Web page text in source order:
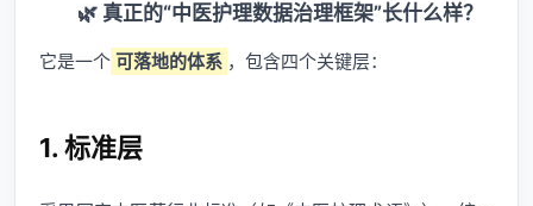
🌿 真正的“中医护理数据治理框架”长什么样？
它是一个 可落地的体系 ，包含四个关键层：
1. 标准层